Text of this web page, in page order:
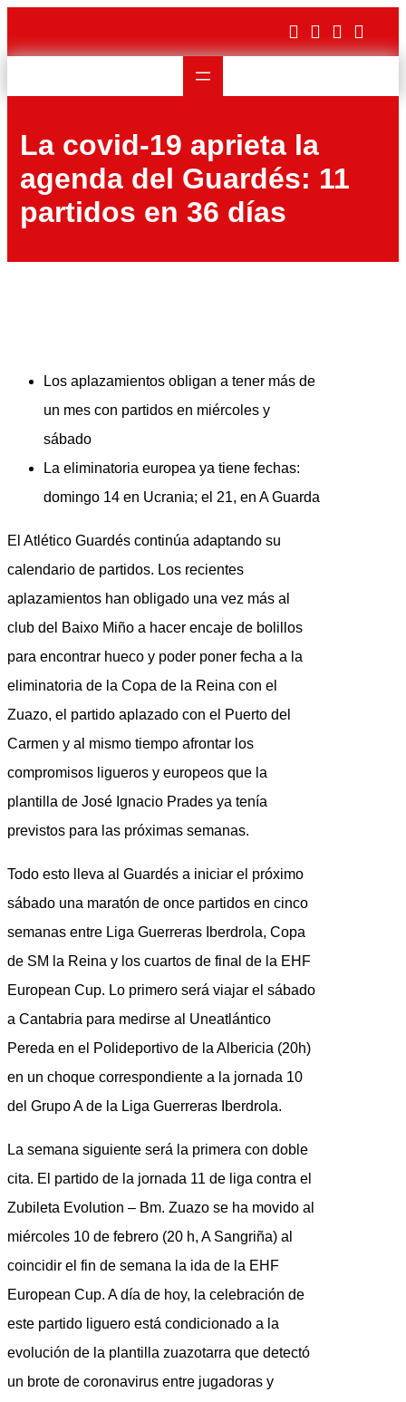
contenido
La covid-19 aprieta la
agenda del Guardés: 11
partidos en 36 días
Los aplazamientos obligan a tener más de
un mes con partidos en miércoles y
sábado
La eliminatoria europea ya tiene fechas:
domingo 14 en Ucrania; el 21, en A Guarda
El Atlético Guardés continúa adaptando su
calendario de partidos. Los recientes
aplazamientos han obligado una vez más al
club del Baixo Miño a hacer encaje de bolillos
para encontrar hueco y poder poner fecha a la
eliminatoria de la Copa de la Reina con el
Zuazo, el partido aplazado con el Puerto del
Carmen y al mismo tiempo afrontar los
compromisos ligueros y europeos que la
plantilla de José Ignacio Prades ya tenía
previstos para las próximas semanas.
Todo esto lleva al Guardés a iniciar el próximo
sábado una maratón de once partidos en cinco
semanas entre Liga Guerreras Iberdrola, Copa
de SM la Reina y los cuartos de final de la EHF
European Cup. Lo primero será viajar el sábado
a Cantabria para medirse al Uneatlántico
Pereda en el Polideportivo de la Albericia (20h)
en un choque correspondiente a la jornada 10
del Grupo A de la Liga Guerreras Iberdrola.
La semana siguiente será la primera con doble
cita. El partido de la jornada 11 de liga contra el
Zubileta Evolution – Bm. Zuazo se ha movido al
miércoles 10 de febrero (20 h, A Sangriña) al
coincidir el fin de semana la ida de la EHF
European Cup. A día de hoy, la celebración de
este partido liguero está condicionado a la
evolución de la plantilla zuazotarra que detectó
un brote de coronavirus entre jugadoras y